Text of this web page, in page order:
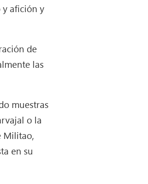
y afición y
de
las
muestras
o la
Militao,
en su